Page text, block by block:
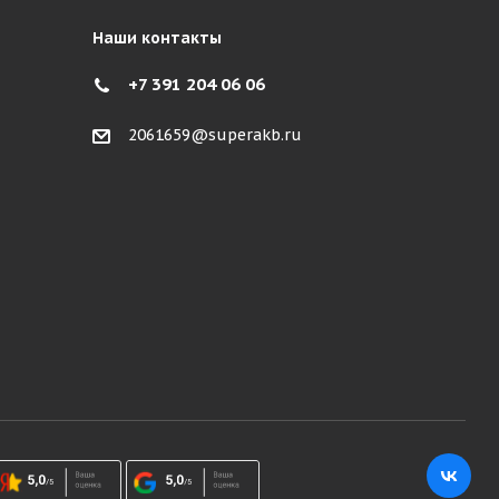
Наши контакты
+7 391 204 06 06
2061659@superakb.ru